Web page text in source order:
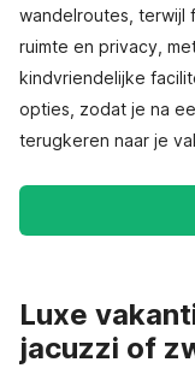
wandelroutes, terwijl
ruimte en privacy,
kindvriendelijke
opties, zodat je na
terugkeren naar je
Luxe
jacuzzi of